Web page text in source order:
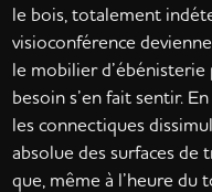
le bois, totalement
visioconférence
le mobilier
besoin s’en fait sentir.
les connectiques
absolue des surfaces de
que, même à l’heure du